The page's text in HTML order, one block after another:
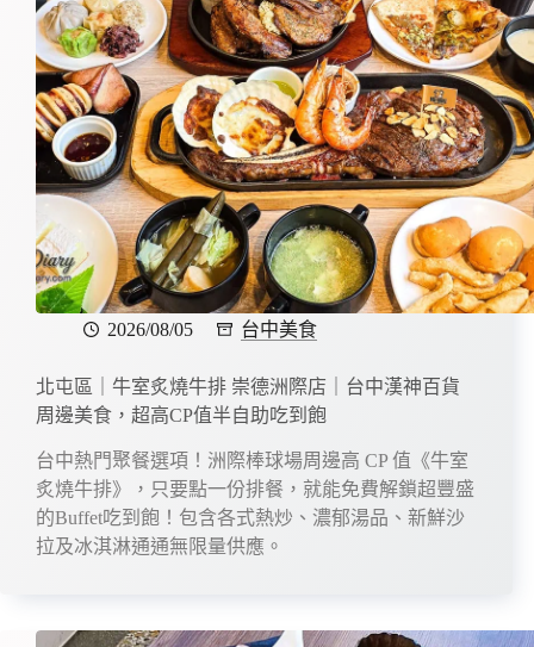
2026/08/05 台中美食
北屯區｜牛室炙燒牛排 崇德洲際店｜台中漢神百貨
周邊美食，超高CP值半自助吃到飽
台中熱門聚餐選項！洲際棒球場周邊高 CP 值《牛室
炙燒牛排》，只要點一份排餐，就能免費解鎖超豐盛
的Buffet吃到飽！包含各式熱炒、濃郁湯品、新鮮沙
拉及冰淇淋通通無限量供應。